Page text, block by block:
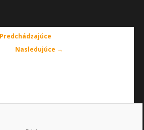
Nasledujúce →